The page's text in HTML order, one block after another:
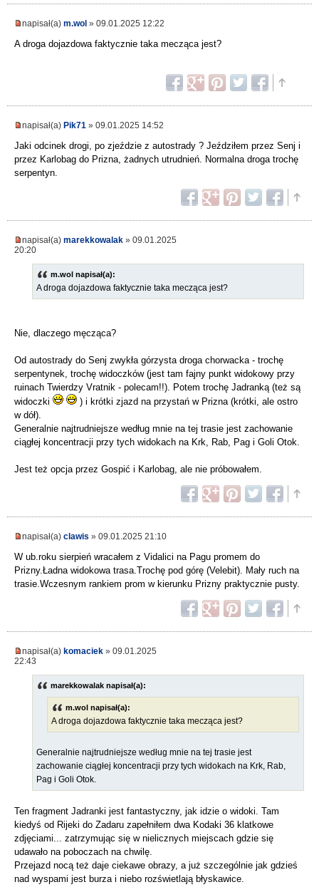
napisał(a) m.wol » 09.01.2025 12:22
A droga dojazdowa faktycznie taka mecząca jest?
napisał(a) Pik71 » 09.01.2025 14:52
Jaki odcinek drogi, po zjeździe z autostrady ? Jeździłem przez Senj i
przez Karlobag do Prizna, żadnych utrudnień. Normalna droga trochę
serpentyn.
napisał(a) marekkowalak » 09.01.2025
20:20
m.wol napisał(a):
A droga dojazdowa faktycznie taka mecząca jest?
Nie, dlaczego męcząca?
Od autostrady do Senj zwykła górzysta droga chorwacka - trochę
serpentynek, trochę widoczków (jest tam fajny punkt widokowy przy
ruinach Twierdzy Vratnik - polecam!!). Potem trochę Jadranką (też są
widoczki
) i krótki zjazd na przystań w Prizna (krótki, ale ostro
w dół).
Generalnie najtrudniejsze według mnie na tej trasie jest zachowanie
ciągłej koncentracji przy tych widokach na Krk, Rab, Pag i Goli Otok.
Jest też opcja przez Gospić i Karlobag, ale nie próbowałem.
napisał(a) clawis » 09.01.2025 21:10
W ub.roku sierpień wracałem z Vidalici na Pagu promem do
Prizny.Ładna widokowa trasa.Trochę pod górę (Velebit). Mały ruch na
trasie.Wczesnym rankiem prom w kierunku Prizny praktycznie pusty.
napisał(a) komaciek » 09.01.2025
22:43
marekkowalak napisał(a):
m.wol napisał(a):
A droga dojazdowa faktycznie taka mecząca jest?
Generalnie najtrudniejsze według mnie na tej trasie jest
zachowanie ciągłej koncentracji przy tych widokach na Krk, Rab,
Pag i Goli Otok.
Ten fragment Jadranki jest fantastyczny, jak idzie o widoki. Tam
kiedyś od Rijeki do Zadaru zapełniłem dwa Kodaki 36 klatkowe
zdjęciami... zatrzymując się w nielicznych miejscach gdzie się
udawało na poboczach na chwilę.
Przejazd nocą też daje ciekawe obrazy, a już szczególnie jak gdzieś
nad wyspami jest burza i niebo rozświetlają błyskawice.